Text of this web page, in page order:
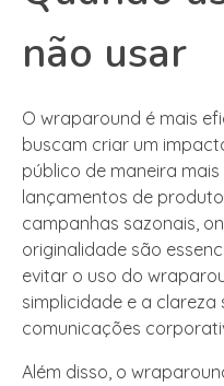
não usar
O wraparound é mais
buscam criar um
público de maneira
lançamentos de
campanhas sazonais,
originalidade são
evitar o uso do
simplicidade e a
comunicações
Além disso, o